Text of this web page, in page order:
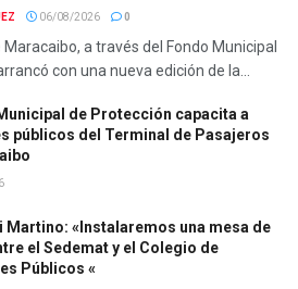
06/08/2026 0
a través del Fondo Municipal
con una nueva edición de la...
de Protección capacita a
públicos del Terminal de Pasajeros
Martino: «Instalaremos una mesa de
el Sedemat y el Colegio de
Públicos «